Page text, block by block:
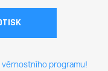
programu!